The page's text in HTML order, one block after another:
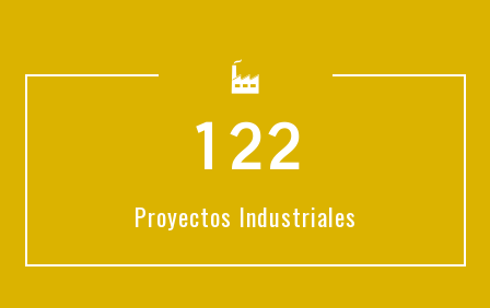
1 22
Proyectos Industriales